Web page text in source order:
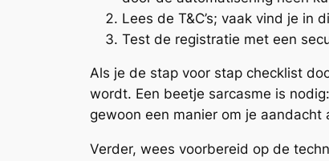
Lees de T&C’s; vaak vind je in
Test de registratie met een
Als je de stap voor stap checklist
wordt. Een beetje sarcasme is
gewoon een manier om je
Verder, wees voorbereid op de